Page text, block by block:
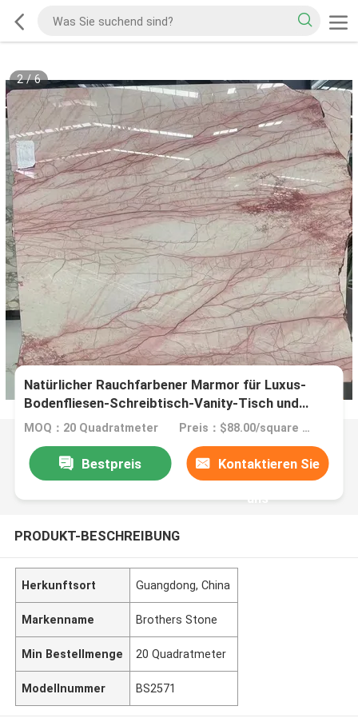
2/6
Natürlicher Rauchfarbener Marmor für Luxus-
Bodenfliesen-Schreibtisch-Vanity-Tisch und
Wandpaneel
MOQ：20 Quadratmeter Preis：$88.00/square meters 20-99 square meters
Bestpreis Kontaktieren Sie
uns
PRODUKT-BESCHREIBUNG
Herkunftsort Guangdong, China
Markenname Brothers Stone
Min Bestellmenge 20 Quadratmeter
Modellnummer BS2571